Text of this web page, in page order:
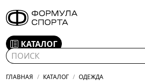
КАТАЛОГ
ГЛАВНАЯ КАТАЛОГ
ОДЕЖДА